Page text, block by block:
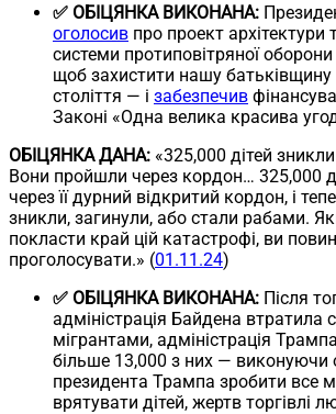
✅ ОБІЦЯНКА ВИКОНАНА:
оголосив про проект архітектури
системи протиповітряної
щоб захистити нашу батьківщину
століття — і забезпечив
Законі «Одна велика красива
ОБІЦЯНКА ДАНА: «325,000 дітей
Вони пройшли через кордон… 325,000
через її дурний відкритий кордон, і
зникли, загинули, або стали рабами.
покласти край цій катастрофі, ви
проголосувати.» (01.11.24)
✅ ОБІЦЯНКА ВИКОНАНА: Після
адміністрація Байдена втратила
мігрантами, адміністрація
більше 13,000 з них — виконуючи
президента Трампа зробити все
врятувати дітей, жертв торгівлі